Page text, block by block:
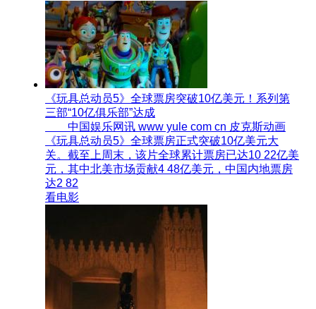
《玩具总动员5》全球票房突破10亿美元！系列第
三部“10亿俱乐部”达成
中国娱乐网讯 www yule com cn 皮克斯动画
《玩具总动员5》全球票房正式突破10亿美元大
关。截至上周末，该片全球累计票房已达10 22亿美
元，其中北美市场贡献4 48亿美元，中国内地票房
达2 82
看电影